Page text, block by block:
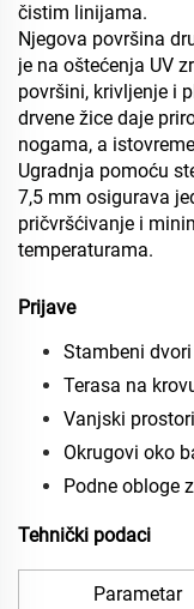
čistim linijama.
Njegova površina
je na oštećenja UV
površini, krivljenje i
drvene žice daje
nogama, a
Ugradnja pomoću
7,5 mm osigurava
pričvršćivanje i
temperaturama.
Prijave
Stambeni
Terasa na
Vanjski
Okrugovi oko
Podne obloge
Tehnički podaci
Parametar